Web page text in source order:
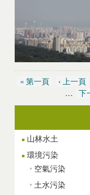
« 第一頁 ‹ 上一頁
…
下
山林水土
環境污染
空氣污染
土水污染